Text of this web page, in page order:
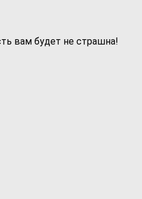
вам будет не страшна!